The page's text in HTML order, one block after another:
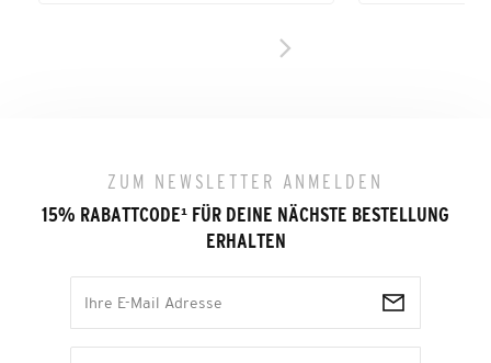
ZUM NEWSLETTER ANMELDEN
15% RABATTCODE¹ FÜR DEINE NÄCHSTE BESTELLUNG
ERHALTEN